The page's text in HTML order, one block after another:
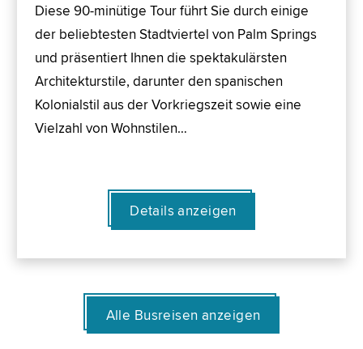
Diese 90-minütige Tour führt Sie durch einige
der beliebtesten Stadtviertel von Palm Springs
und präsentiert Ihnen die spektakulärsten
Architekturstile, darunter den spanischen
Kolonialstil aus der Vorkriegszeit sowie eine
Vielzahl von Wohnstilen…
Details anzeigen
Alle Busreisen anzeigen